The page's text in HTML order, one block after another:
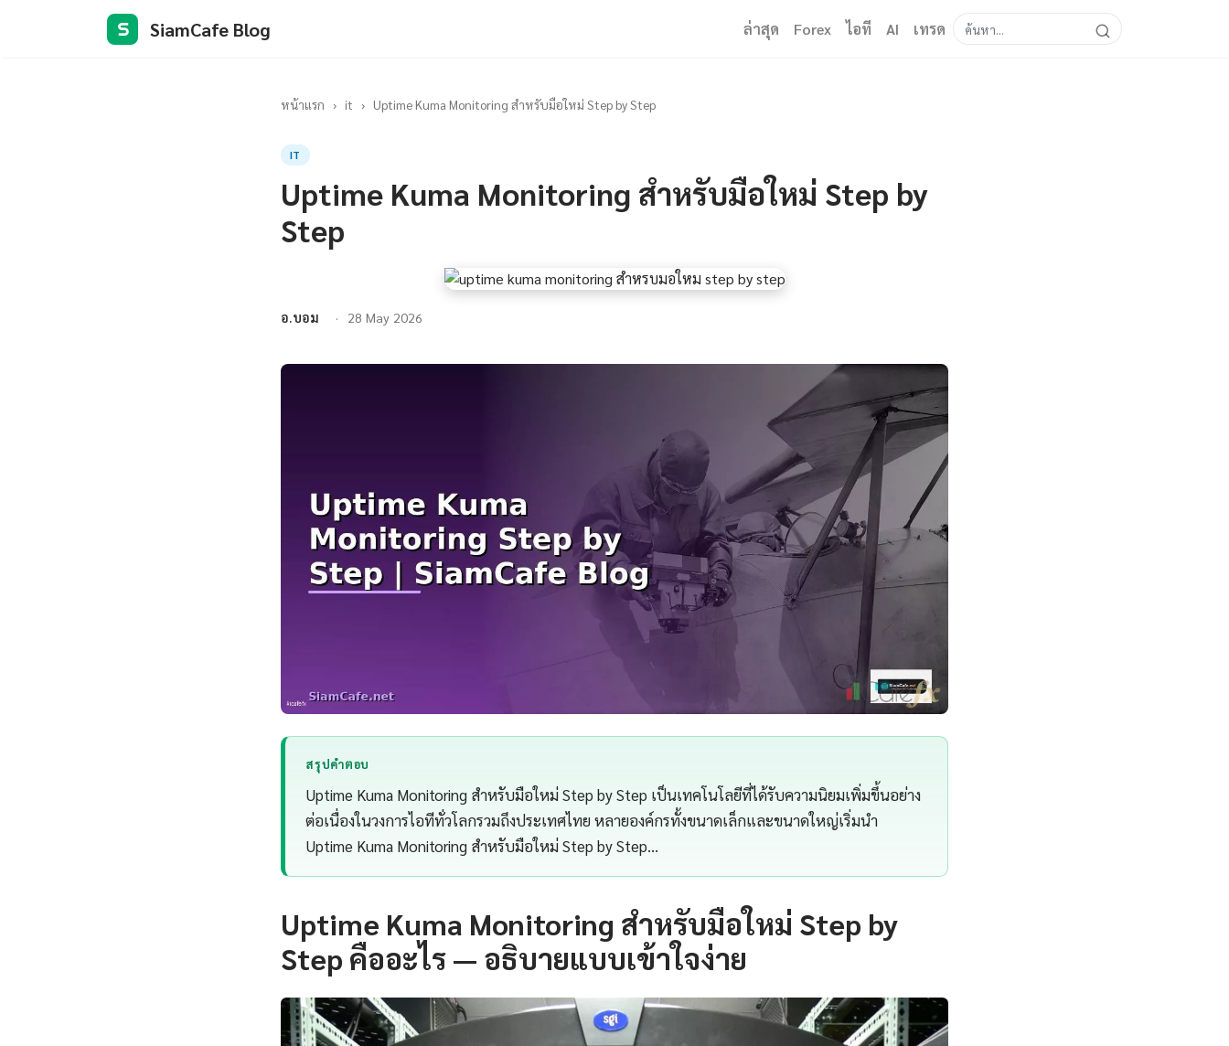
S SiamCafe Blog ล่าสุด Forex ไอที AI เทรด
หน้าแรก › it › Uptime Kuma Monitoring สำหรับมือใหม่ Step by Step
IT
Uptime Kuma Monitoring สำหรับมือใหม่ Step by
Step
อ.บอม 28 May 2026
สรุปคำตอบ
Uptime Kuma Monitoring สำหรับมือใหม่ Step by Step เป็นเทคโนโลยีที่ได้รับความนิยมเพิ่มขึ้นอย่าง
ต่อเนื่องในวงการไอทีทั่วโลกรวมถึงประเทศไทย หลายองค์กรทั้งขนาดเล็กและขนาดใหญ่เริ่มนำ
Uptime Kuma Monitoring สำหรับมือใหม่ Step by Step…
Uptime Kuma Monitoring สำหรับมือใหม่ Step by
Step คืออะไร — อธิบายแบบเข้าใจง่าย